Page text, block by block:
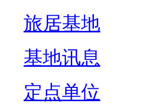
旅居基地
基地讯息
定点单位